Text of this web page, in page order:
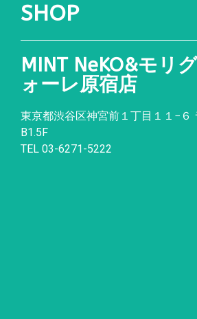
SHOP
MINT NeKO&モリ
ォーレ原宿店
東京都渋谷区神宮前１丁目１１ − ６
B1.5F
TEL 03-6271-5222